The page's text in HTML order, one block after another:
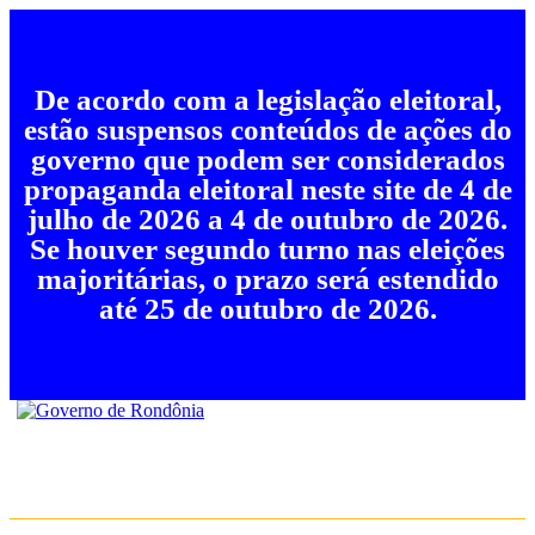
De acordo com a legislação eleitoral,
estão suspensos conteúdos de ações do
governo que podem ser considerados
propaganda eleitoral neste site de 4 de
julho de 2026 a 4 de outubro de 2026.
Se houver segundo turno nas eleições
majoritárias, o prazo será estendido
até 25 de outubro de 2026.